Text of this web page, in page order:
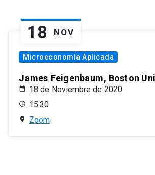
18 NOV
Microeconomía Aplicada
James Feigenbaum, Boston
18 de Noviembre de 2020
15:30
Zoom